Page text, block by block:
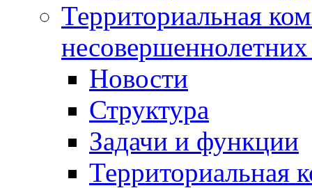
Территориальная
Новости
Структура
Задачи и функции
Территориальная